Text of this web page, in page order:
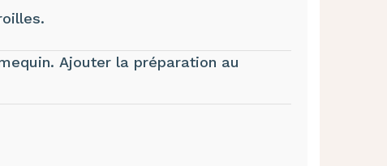
Ajouter la préparation au